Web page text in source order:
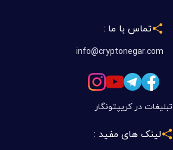
تماس با ما :
info@cryptonegar.com
تبلیغات در کریپتونگار
لینک های مفید :